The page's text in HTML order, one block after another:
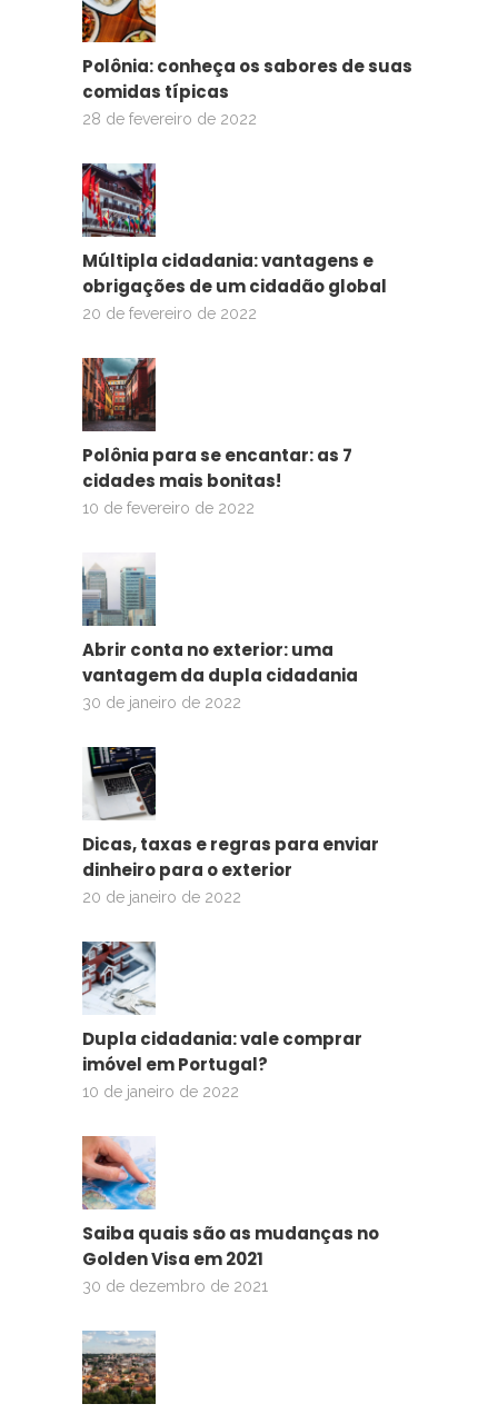
Polônia: conheça os sabores de suas
comidas típicas
28 de fevereiro de 2022
Múltipla cidadania: vantagens e
obrigações de um cidadão global
20 de fevereiro de 2022
Polônia para se encantar: as 7
cidades mais bonitas!
10 de fevereiro de 2022
Abrir conta no exterior: uma
vantagem da dupla cidadania
30 de janeiro de 2022
Dicas, taxas e regras para enviar
dinheiro para o exterior
20 de janeiro de 2022
Dupla cidadania: vale comprar
imóvel em Portugal?
10 de janeiro de 2022
Saiba quais são as mudanças no
Golden Visa em 2021
30 de dezembro de 2021